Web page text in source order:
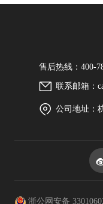
售后热线：400-
联系邮箱：
公司地址：
浙公网安备